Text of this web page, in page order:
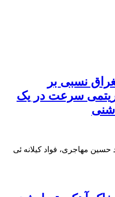
نسبی بر
سرعت در یک
شنی
مهاجری، فواد کیلانه ئی